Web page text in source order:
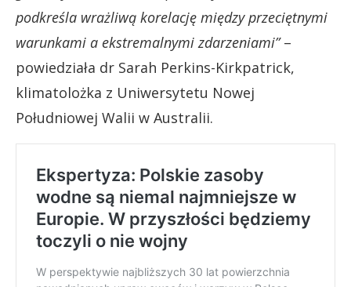
podkreśla wrażliwą korelację między przeciętnymi
warunkami a ekstremalnymi zdarzeniami”–
powiedziała dr Sarah Perkins-Kirkpatrick,
klimatolożka z Uniwersytetu Nowej
Południowej Walii w Australii.